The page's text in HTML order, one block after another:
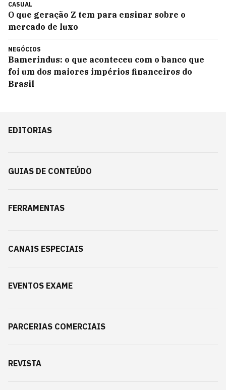
CASUAL
O que geração Z tem para ensinar sobre o
mercado de luxo
NEGÓCIOS
Bamerindus: o que aconteceu com o banco que
foi um dos maiores impérios financeiros do
Brasil
EDITORIAS
GUIAS DE CONTEÚDO
FERRAMENTAS
CANAIS ESPECIAIS
EVENTOS EXAME
PARCERIAS COMERCIAIS
REVISTA